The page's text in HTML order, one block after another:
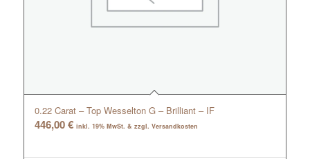
0.22 Carat – Top Wesselton G – Brilliant – IF
446,00€ inkl. 19% MwSt. & zzgl. Versandkosten